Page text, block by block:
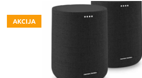
AKCIJA